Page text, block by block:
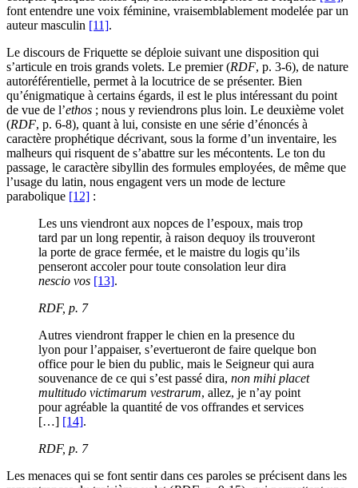
font entendre une voix féminine, vraisemblablement modelée par un
auteur masculin [11].
Le discours de Friquette se déploie suivant une disposition qui
s’articule en trois grands volets. Le premier (RDF, p. 3-6), de nature
autoréférentielle, permet à la locutrice de se présenter. Bien
qu’énigmatique à certains égards, il est le plus intéressant du point
de vue de l’ethos ; nous y reviendrons plus loin. Le deuxième volet
(RDF, p. 6-8), quant à lui, consiste en une série d’énoncés à
caractère prophétique décrivant, sous la forme d’un inventaire, les
malheurs qui risquent de s’abattre sur les mécontents. Le ton du
passage, le caractère sibyllin des formules employées, de même que
l’usage du latin, nous engagent vers un mode de lecture
parabolique [12] :
Les uns viendront aux nopces de l’espoux, mais trop
tard par un long repentir, à raison dequoy ils trouveront
la porte de grace fermée, et le maistre du logis qu’ils
penseront accoler pour toute consolation leur dira
nescio vos [13].
RDF, p. 7
Autres viendront frapper le chien en la presence du
lyon pour l’appaiser, s’evertueront de faire quelque bon
office pour le bien du public, mais le Seigneur qui aura
souvenance de ce qui s’est passé dira, non mihi placet
multitudo victimarum vestrarum, allez, je n’ay point
pour agréable la quantité de vos offrandes et services
[…] [14].
RDF, p. 7
Les menaces qui se font sentir dans ces paroles se précisent dans les